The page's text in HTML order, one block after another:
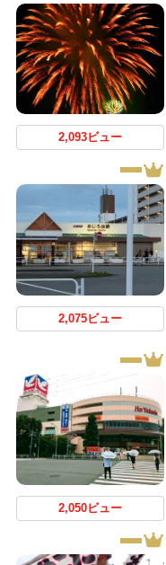
2,093ビュー
2,075ビュー
2,050ビュー